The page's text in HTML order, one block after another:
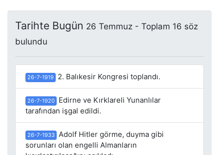
Tarihte Bugün 26 Temmuz - Toplam 16 söz
bulundu
26-7-1919 2. Balıkesir Kongresi toplandı.
26-7-1920
Edirne ve Kırklareli Yunanlılar
tarafından işgal edildi.
26-7-1933 Adolf Hitler görme, duyma gibi
sorunları olan engelli Almanların